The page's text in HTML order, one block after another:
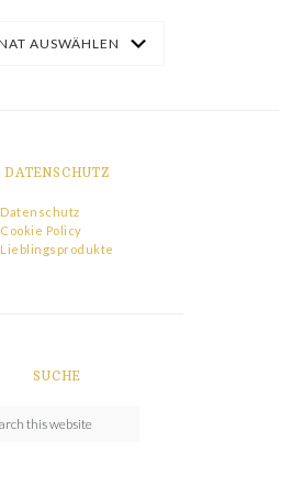
DATENSCHUTZ
Datenschutz
Cookie Policy
Lieblingsprodukte
SUCHE